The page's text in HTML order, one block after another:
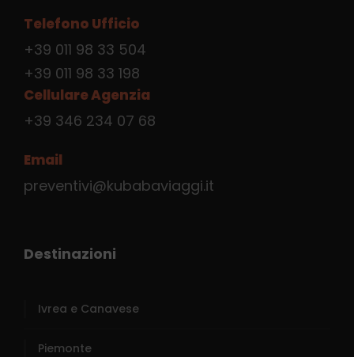
Telefono Ufficio
+39 011 98 33 504
+39 011 98 33 198
Cellulare Agenzia
+39 346 234 07 68
Email
preventivi@kubabaviaggi.it
Destinazioni
Ivrea e Canavese
Piemonte